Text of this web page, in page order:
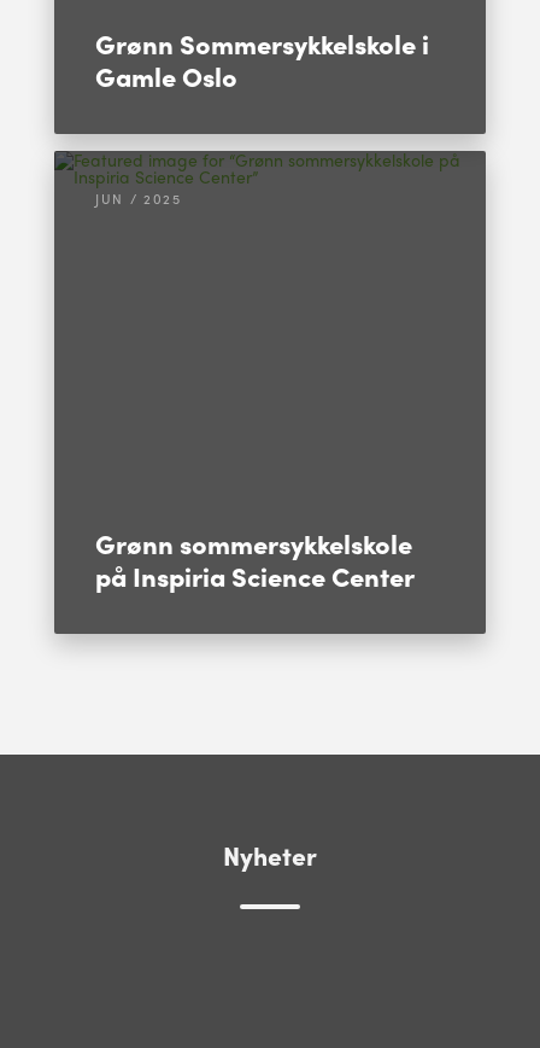
Grønn Sommersykkelskole i
Gamle Oslo
JUN / 2025
Grønn sommersykkelskole
på Inspiria Science Center
Nyheter